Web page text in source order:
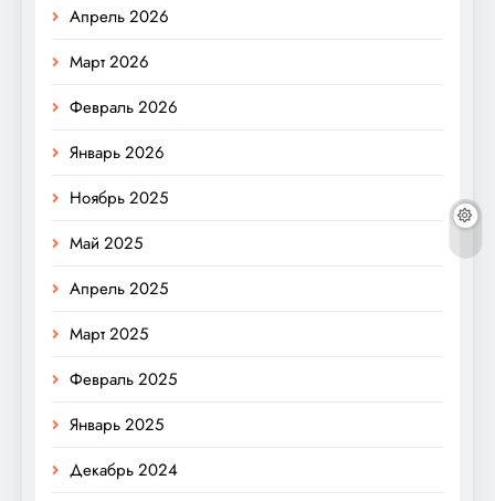
Апрель 2026
Март 2026
Февраль 2026
Январь 2026
Ноябрь 2025
Май 2025
Апрель 2025
Март 2025
Февраль 2025
Январь 2025
Декабрь 2024